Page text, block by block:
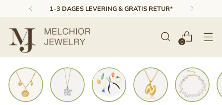
1-3 DAGES LEVERING & GRATIS RETUR*
0